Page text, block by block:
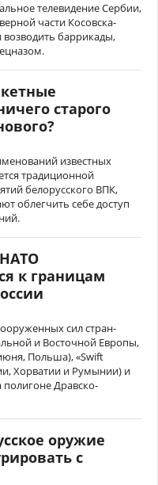
телевидение Сербии,
части Косовска-
баррикады,
старого
известных
традиционной
белорусского ВПК,
облегчить себе доступ
к границам
сил стран-
и Восточной Европы,
Польша), «Swift
Хорватии и Румынии) и
Дравско-
оружие
с